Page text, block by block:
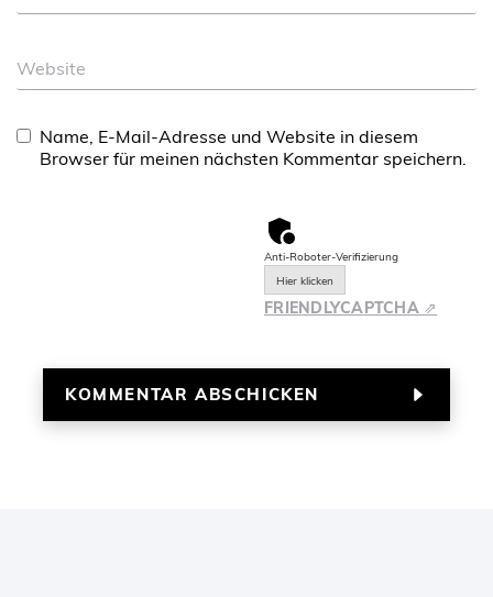
Website
Name, E-Mail-Adresse und Website in diesem
Browser für meinen nächsten Kommentar speichern.
Anti-Roboter-Verifizierung
Hier klicken
FRIENDLYCAPTCHA ⇗